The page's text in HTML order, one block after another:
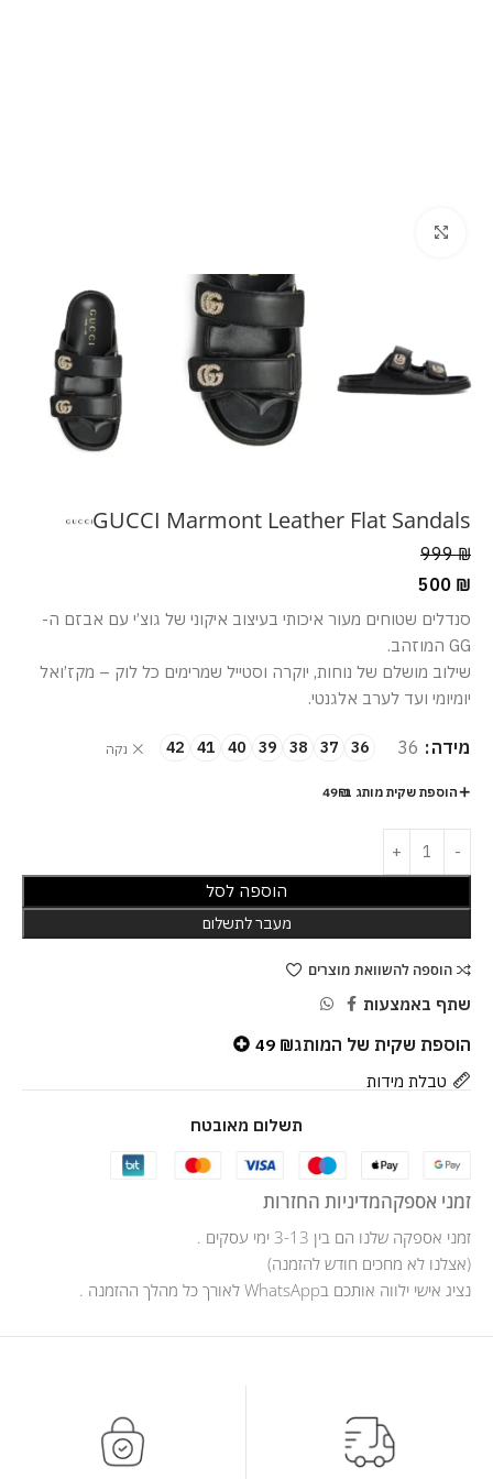
GUCCI Marmont Leather Flat Sandals
999₪
500 ₪
סנדלים שטוחים מעור איכותי בעיצוב איקוני של גוצ’י עם אבזם ה-
GG המוזהב.
שילוב מושלם של נוחות, יוקרה וסטייל שמרימים כל לוק – מקז’ואל
יומיומי ועד לערב אלגנטי.
מידה 36
36
37
38
39
40
41
42 נקה
הוספת שקית מותג ב-49₪
הוספה לסל
מעבר לתשלום
הוספה להשוואת מוצרים
שתף באמצעות
הוספת שקית של המותג 49 ₪
טבלת מידות
תשלום מאובטח
זמני אספקהמדיניות החזרות
זמני אספקה שלנו הם בין 3-13 ימי עסקים .
(אצלנו לא מחכים חודש להזמנה)
נציג אישי ילווה אותכם בWhatsApp לאורך כל מהלך ההזמנה .